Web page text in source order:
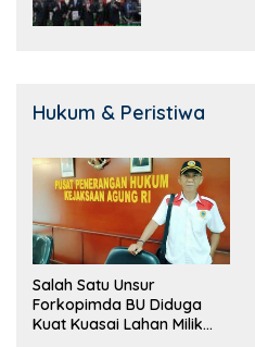
Hukum & Peristiwa
Salah Satu Unsur
Forkopimda BU Diduga
Kuat Kuasai Lahan Milik